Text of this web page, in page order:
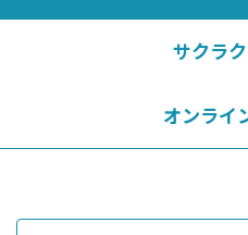
サクラ
オンライ